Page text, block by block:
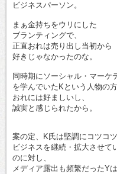
ビジネスパーソン。
まぁ金持ちをウリにした
ブランティングで、
正直おれは売り出し当初から
好きじゃなかったのな。
同時期にソーシャル・マーケ
を学んでいたKという人物の
おれには好ましいし、
誠実と感じられたから。
案の定、K氏は堅調にコツコ
ビジネスを継続・拡大させて
のに対し、
メディア露出も頻繁だったYは